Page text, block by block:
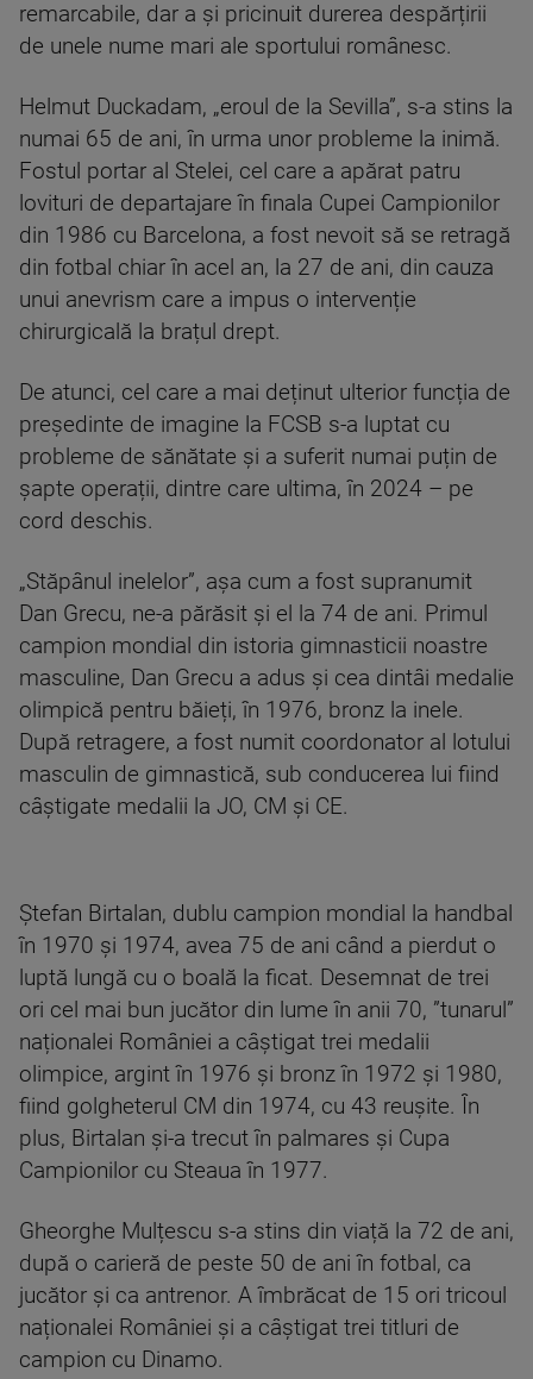
remarcabile, dar a și pricinuit durerea despărțirii
de unele nume mari ale sportului românesc.
Helmut Duckadam, „eroul de la Sevilla”, s-a stins la
numai 65 de ani, în urma unor probleme la inimă.
Fostul portar al Stelei, cel care a apărat patru
lovituri de departajare în finala Cupei Campionilor
din 1986 cu Barcelona, a fost nevoit să se retragă
din fotbal chiar în acel an, la 27 de ani, din cauza
unui anevrism care a impus o intervenție
chirurgicală la brațul drept.
De atunci, cel care a mai deținut ulterior funcția de
președinte de imagine la FCSB s-a luptat cu
probleme de sănătate și a suferit numai puțin de
șapte operații, dintre care ultima, în 2024 – pe
cord deschis.
„Stăpânul inelelor”, așa cum a fost supranumit
Dan Grecu, ne-a părăsit și el la 74 de ani. Primul
campion mondial din istoria gimnasticii noastre
masculine, Dan Grecu a adus și cea dintâi medalie
olimpică pentru băieți, în 1976, bronz la inele.
După retragere, a fost numit coordonator al lotului
masculin de gimnastică, sub conducerea lui fiind
câștigate medalii la JO, CM și CE.
Ștefan Birtalan, dublu campion mondial la handbal
în 1970 și 1974, avea 75 de ani când a pierdut o
luptă lungă cu o boală la ficat. Desemnat de trei
ori cel mai bun jucător din lume în anii 70, ”tunarul”
naționalei României a câștigat trei medalii
olimpice, argint în 1976 și bronz în 1972 și 1980,
fiind golgheterul CM din 1974, cu 43 reușite. În
plus, Birtalan și-a trecut în palmares și Cupa
Campionilor cu Steaua în 1977.
Gheorghe Mulțescu s-a stins din viață la 72 de ani,
după o carieră de peste 50 de ani în fotbal, ca
jucător și ca antrenor. A îmbrăcat de 15 ori tricoul
naționalei României și a câștigat trei titluri de
campion cu Dinamo.